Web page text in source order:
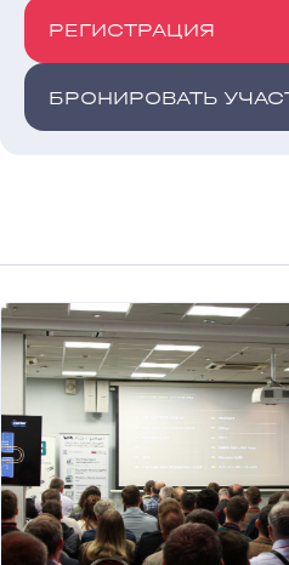
РЕГИСТРАЦИЯ
БРОНИРОВАТЬ